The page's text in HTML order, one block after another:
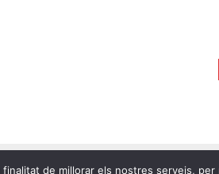
de millorar els nostres serveis,